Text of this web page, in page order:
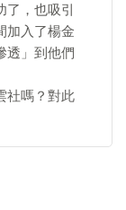
了，也吸引
加入了楊金
透」到他們
社嗎？對此